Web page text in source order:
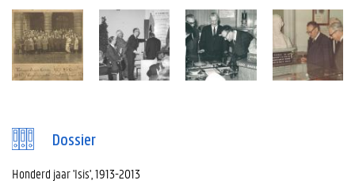
Dossier
Honderd jaar 'Isis', 1913-2013